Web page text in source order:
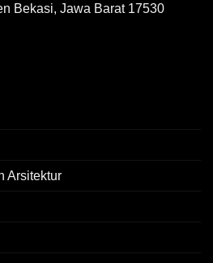
Bekasi, Jawa Barat 17530
Arsitektur